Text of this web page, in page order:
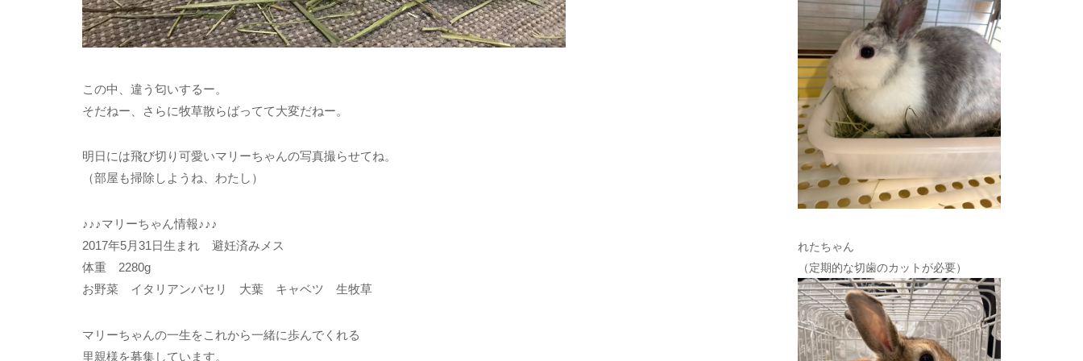
この中、違う匂いするー。
そだねー、さらに牧草散らばってて大変だねー。
明日には飛び切り可愛いマリーちゃんの写真撮らせてね。
（部屋も掃除しようね、わたし）
♪♪♪マリーちゃん情報♪♪♪
2017年5月31日生まれ 避妊済みメス
体重 2280g
お野菜 イタリアンパセリ 大葉 キャベツ 生牧草
マリーちゃんの一生をこれから一緒に歩んでくれる
里親様を募集しています。
れたちゃん
（定期的な切歯のカットが必要）